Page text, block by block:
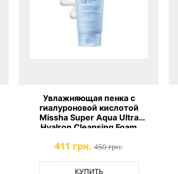
Увлажняющая пенка с
гиалуроновой кислотой
Missha Super Aqua Ultra
Hyalron Cleansing Foam
411 грн. 450 грн.
КУПИТЬ